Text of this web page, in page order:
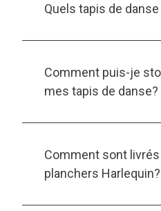
Quels tapis de
Comment puis-je
mes tapis de danse?
Comment sont
planchers Harlequin?